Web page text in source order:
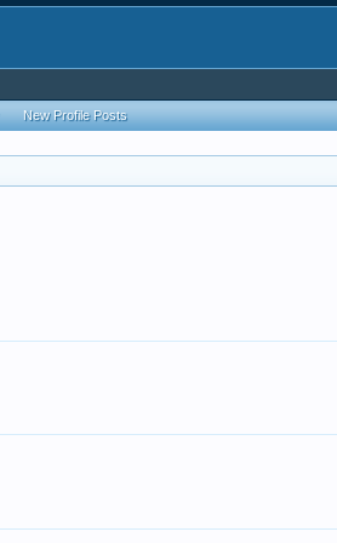
New Profile Posts